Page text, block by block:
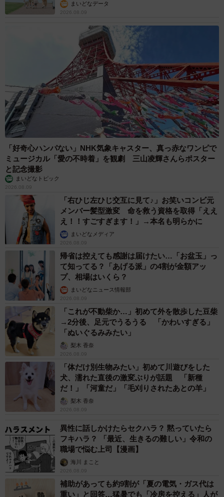
まいどなデータ
2026.08.09
「好奇心ハンパない」NHK気象キャスター、真っ赤なワンピで
ミュージカル「愛の不時着」を観劇 三山凌輝さんらポスター
と記念撮影
まいどなトピック
2026.08.09
「右ひじ左ひじ交互に見て♪」お笑いコンビ元
メンバー髪型激変 命を救う資格を取得「ええ
え！！すごすぎます！」→本名も明らかに
まいどなメディア
2026.08.09
帰省は控えても感謝は届けたい…「お盆玉」っ
て知ってる？「あげる派」の4割が金額アッ
プ、相場はいくら？
まいどなニュース情報部
2026.08.09
「これが不動柴か…」初めて外を散歩した豆柴
→2分後、足元でうるうる 「かわいすぎる」
「ぬいぐるみみたい」
梨木 香奈
2026.08.09
「体だけ別生物みたい」初めて川遊びをした
犬、濡れた直後の激変ぶりが話題 「新種
だ！」「河童だ」「毛刈りされたあとの羊」
梨木 香奈
2026.08.09
異性に話しかけたらセクハラ？ 黙っていたら
フキハラ？ 「最近、生きるの難しい」令和の
職場で悩む上司【漫画】
海川 まこと
2026.08.09
補助があっても約9割が「夏の電気・ガス代は
重い」と回答…猛暑でも「冷房を控える」人が